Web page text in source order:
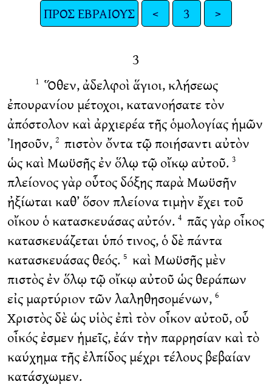
ΠΡΟΣ ΕΒΡΑΙΟΥΣ < 3 >
3
1 Ὅθεν, ἀδελφοὶ ἅγιοι, κλήσεως
ἐπουρανίου μέτοχοι, κατανοήσατε τὸν
ἀπόστολον καὶ ἀρχιερέα τῆς ὁμολογίας ἡμῶν
Ἰησοῦν, 2 πιστὸν ὄντα τῷ ποιήσαντι αὐτὸν
ὡς καὶ Μωϋσῆς ἐν ὅλῳ τῷ οἴκῳ αὐτοῦ. 3
πλείονος γὰρ οὗτος δόξης παρὰ Μωϋσῆν
ἠξίωται καθ’ ὅσον πλείονα τιμὴν ἔχει τοῦ
οἴκου ὁ κατασκευάσας αὐτόν. 4 πᾶς γὰρ οἶκος
κατασκευάζεται ὑπό τινος, ὁ δὲ πάντα
κατασκευάσας θεός. 5 καὶ Μωϋσῆς μὲν
πιστὸς ἐν ὅλῳ τῷ οἴκῳ αὐτοῦ ὡς θεράπων
εἰς μαρτύριον τῶν λαληθησομένων, 6
Χριστὸς δὲ ὡς υἱὸς ἐπὶ τὸν οἶκον αὐτοῦ, οὗ
οἶκός ἐσμεν ἡμεῖς, ἐάν τὴν παρρησίαν καὶ τὸ
καύχημα τῆς ἐλπίδος μέχρι τέλους βεβαίαν
κατάσχωμεν.